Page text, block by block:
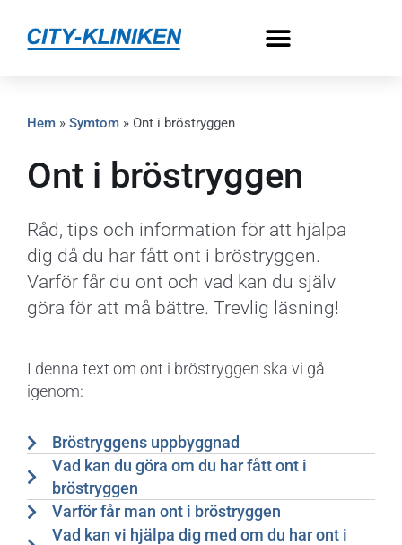
Hem » Symtom » Ont i bröstryggen
Ont i bröstryggen
Råd, tips och information för att hjälpa
dig då du har fått ont i bröstryggen.
Varför får du ont och vad kan du själv
göra för att må bättre. Trevlig läsning!
I denna text om ont i bröstryggen ska vi gå
igenom:
Bröstryggens uppbyggnad
Vad kan du göra om du har fått ont i
bröstryggen
Varför får man ont i bröstryggen
Vad kan vi hjälpa dig med om du har ont i